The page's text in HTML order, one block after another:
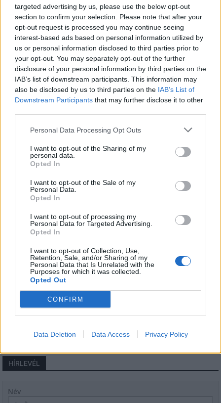
targeted advertising by us, please use the below opt-out
section to confirm your selection. Please note that after your
opt-out request is processed you may continue seeing
interest-based ads based on personal information utilized by
us or personal information disclosed to third parties prior to
your opt-out. You may separately opt-out of the further
disclosure of your personal information by third parties on the
IAB’s list of downstream participants. This information may
also be disclosed by us to third parties on the IAB’s List of
Downstream Participants that may further disclose it to other
Personal Data Processing Opt Outs
I want to opt-out of the Sharing of my
personal data.
Opted In
I want to opt-out of the Sale of my
Personal Data.
Opted In
I want to opt-out of processing my
Personal Data for Targeted Advertising.
Opted In
I want to opt-out of Collection, Use,
Retention, Sale, and/or Sharing of my
Personal Data that Is Unrelated with the
Purposes for which it was collected.
Opted Out
CONFIRM
Data Deletion Data Access Privacy Policy
Csökkenti Józsefváros az üresen álló lakásállományát
Beindult az őszibarackszezon, szeptemberig
élvezhetjük
HÍRLEVÉL
Név